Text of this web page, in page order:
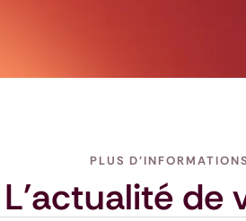
L'actualité de
PLUS